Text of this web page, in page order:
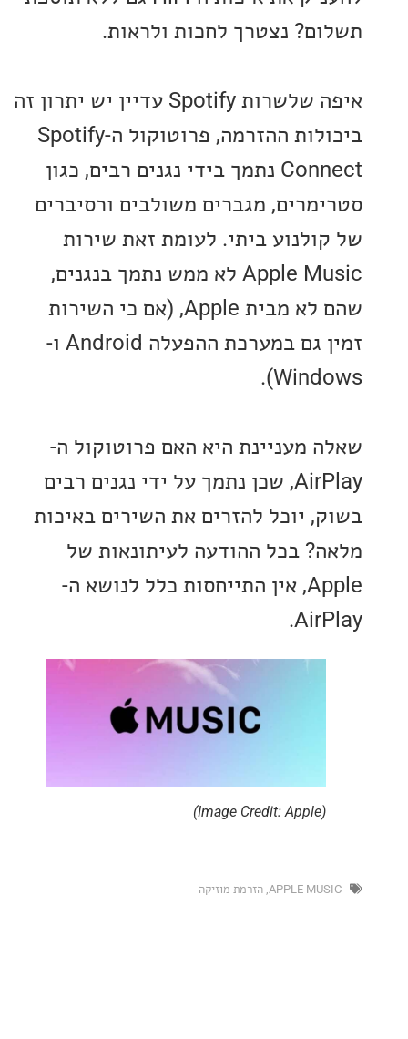
נצטרך לחכות ולראות.
איפה שלשרות Spotify עדיין יש יתרון זה
ביכולות ההזרמה, פרוטוקול ה-Spotify
Connect נתמך בידי נגנים רבים, כגון
מגברים משולבים ורסיברים
ביתי. לעומת זאת שירות
Apple Music לא ממש נתמך בנגנים,
שהם לא מבית Apple, (אם כי השירות
זמין גם במערכת ההפעלה Android ו-
מעניינת היא האם פרוטוקול ה-
AirPlay, שכן נתמך על ידי נגנים רבים
יוכל להזרים את השירים באיכות
בכל ההודעה לעיתונאות של
Apple, אין התייחסות כלל לנושא ה-
APPLE
, הזרמת מוזיקה